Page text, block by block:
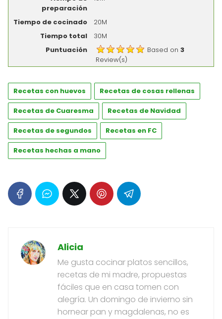
preparación
Tiempo de cocinado
20M
Tiempo total
30M
Puntuación
Based on3
Review(s)
Recetas con huevos Recetas de cosas rellenas
Recetas de Cuaresma Recetas de Navidad
Recetas de segundos Recetas en FC
Recetas hechas a mano
Alicia
Me gusta cocinar platos sencillos,
recetas de mi madre, propuestas
fáciles que en casa tomen con
alegría. Un domingo de invierno sin
hornear pan y magdalenas, no es